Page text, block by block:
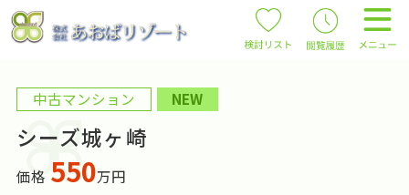
中古マンション NEW
シーズ城ヶ崎
価格 550万円